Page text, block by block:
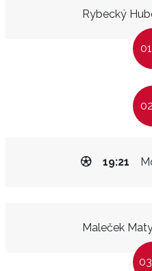
Rybecký
19:21
Maleček